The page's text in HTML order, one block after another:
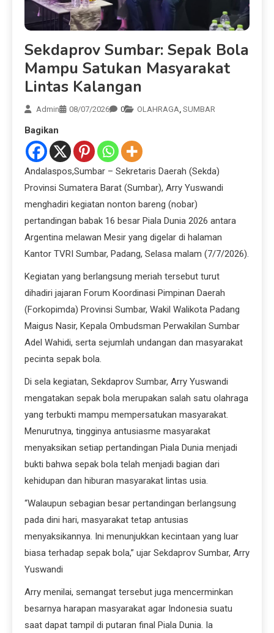
Sekdaprov Sumbar: Sepak Bola
Mampu Satukan Masyarakat
Lintas Kalangan
Admin 08/07/2026 0 OLAHRAGA SUMBAR
Bagikan
Andalaspos,Sumbar – Sekretaris Daerah (Sekda)
Provinsi Sumatera Barat (Sumbar), Arry Yuswandi
menghadiri kegiatan nonton bareng (nobar)
pertandingan babak 16 besar Piala Dunia 2026 antara
Argentina melawan Mesir yang digelar di halaman
Kantor TVRI Sumbar, Padang, Selasa malam (7/7/2026).
Kegiatan yang berlangsung meriah tersebut turut
dihadiri jajaran Forum Koordinasi Pimpinan Daerah
(Forkopimda) Provinsi Sumbar, Wakil Walikota Padang
Maigus Nasir, Kepala Ombudsman Perwakilan Sumbar
Adel Wahidi, serta sejumlah undangan dan masyarakat
pecinta sepak bola.
Di sela kegiatan, Sekdaprov Sumbar, Arry Yuswandi
mengatakan sepak bola merupakan salah satu olahraga
yang terbukti mampu mempersatukan masyarakat.
Menurutnya, tingginya antusiasme masyarakat
menyaksikan setiap pertandingan Piala Dunia menjadi
bukti bahwa sepak bola telah menjadi bagian dari
kehidupan dan hiburan masyarakat lintas usia.
“Walaupun sebagian besar pertandingan berlangsung
pada dini hari, masyarakat tetap antusias
menyaksikannya. Ini menunjukkan kecintaan yang luar
biasa terhadap sepak bola,” ujar Sekdaprov Sumbar, Arry
Yuswandi
Arry menilai, semangat tersebut juga mencerminkan
besarnya harapan masyarakat agar Indonesia suatu
saat dapat tampil di putaran final Piala Dunia. Ia